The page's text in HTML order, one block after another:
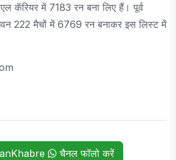
कॅरियर में 7183 रन बना लिए हैं। पूर्व
222 मैचों में 6769 रन बनाकर इस लिस्ट में
चैनल फॉलो करें